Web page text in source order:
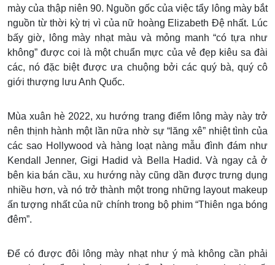
mày của thập niên 90. Nguồn gốc của việc tẩy lông mày bắt
nguồn từ thời kỳ trị vì của nữ hoàng Elizabeth Đệ nhất. Lúc
bấy giờ, lông mày nhạt màu và mỏng manh “có tựa như
không” được coi là một chuẩn mực của vẻ đẹp kiêu sa đài
các, nó đặc biệt được ưa chuộng bởi các quý bà, quý cô
giới thượng lưu Anh Quốc.
Mùa xuân hè 2022, xu hướng trang điểm lông mày này trở
nên thịnh hành một lần nữa nhờ sự “lăng xê” nhiệt tình của
các sao Hollywood và hàng loạt nàng mẫu đình đám như
Kendall Jenner, Gigi Hadid và Bella Hadid. Và ngay cả ở
bên kia bán cầu, xu hướng này cũng dần được trưng dụng
nhiều hơn, và nó trở thành một trong những layout makeup
ấn tượng nhất của nữ chính trong bộ phim “Thiên nga bóng
đêm”.
Để có được đôi lông mày nhạt như ý mà không cần phải